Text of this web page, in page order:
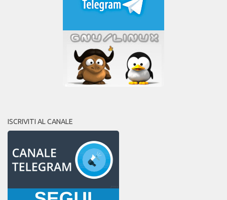
ISCRIVITI AL CANALE